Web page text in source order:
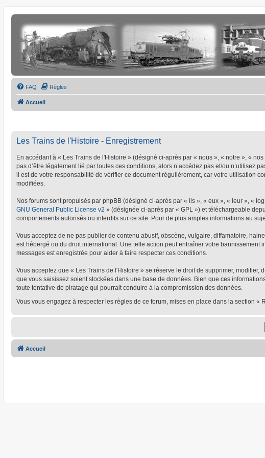
FAQ Règles
Accueil
Les Trains de l'Histoire - Enregistrement
En accédant à « Les Trains de l'Histoire » (désigné ci-après par « nous », « notre », «
pas d’être légalement lié par toutes ces conditions, alors n’accédez pas et/ou n’utilisez
il est de votre responsabilité de vérifier ce document régulièrement, car votre utilisation
modifiées.
Nos forums sont propulsés par phpBB (désigné ci-après par « ils », « eux », « leur », «
GNU General Public License v2 » (désignée ci-après par « GPL ») et téléchargeable
comportements autorisés ou interdits sur ce site. Pour de plus amples informations au
Vous acceptez de ne pas publier de contenu abusif, obscène, vulgaire, diffamatoire,
est hébergé ou du droit international. Une telle action peut entraîner votre bannissement
messages est enregistrée pour aider à faire respecter ces conditions.
Vous acceptez que « Les Trains de l'Histoire » se réserve le droit de supprimer,
que vous saisissez soient stockées dans une base de données. Bien que ces
toute tentative de piratage qui pourrait conduire à la compromission des données.
Vous vous engagez à respecter les règles de ce forum, mises en place dans la section «
Accueil